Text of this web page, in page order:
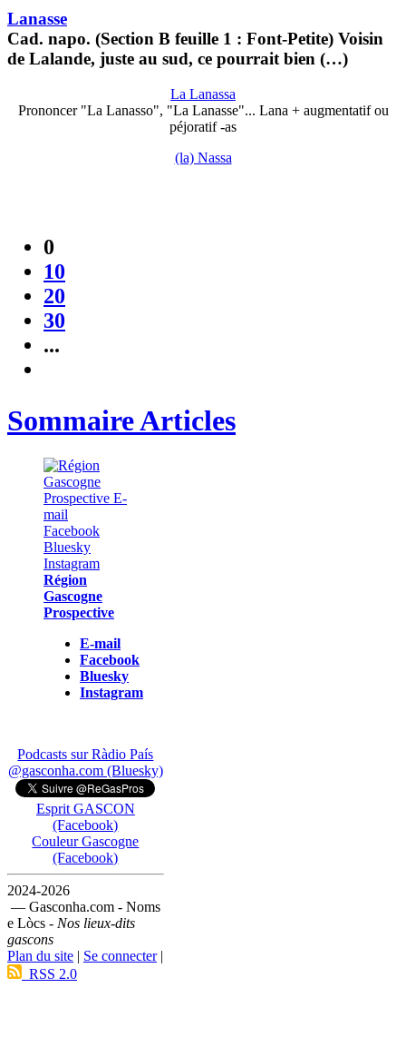
Lanasse
Cad. napo. (Section B feuille 1 : Font-Petite) Voisin
de Lalande, juste au sud, ce pourrait bien (…)
La Lanassa
Prononcer "La Lanasso", "La Lanasse"... Lana + augmentatif ou
péjoratif -as
(la) Nassa
0
10
20
30
...
Sommaire Articles
Région
Gascogne
Prospective
E-mail
Facebook
Bluesky
Instagram
Podcasts sur Ràdio País
@gasconha.com (Bluesky)
Esprit GASCON
(Facebook)
Couleur Gascogne
(Facebook)
2024-2026
— Gasconha.com - Noms
e Lòcs - Nos lieux-dits
gascons
Plan du site | Se connecter|
RSS 2.0